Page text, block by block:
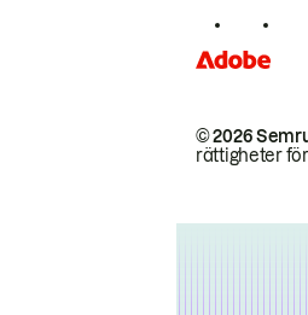
© 2026
rättigheter